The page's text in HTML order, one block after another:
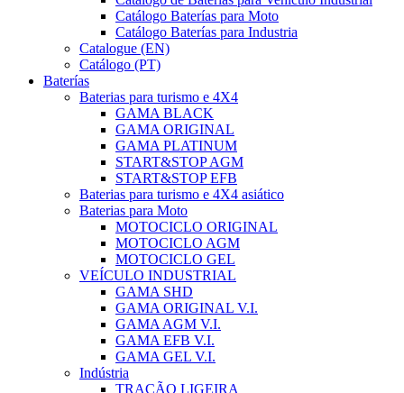
Catálogo Baterías para Moto
Catálogo Baterías para Industria
Catalogue (EN)
Catálogo (PT)
Baterías
Baterias para turismo e 4X4
GAMA BLACK
GAMA ORIGINAL
GAMA PLATINUM
START&STOP AGM
START&STOP EFB
Baterias para turismo e 4X4 asiático
Baterias para Moto
MOTOCICLO ORIGINAL
MOTOCICLO AGM
MOTOCICLO GEL
VEÍCULO INDUSTRIAL
GAMA SHD
GAMA ORIGINAL V.I.
GAMA AGM V.I.
GAMA EFB V.I.
GAMA GEL V.I.
Indústria
TRAÇÃO LIGEIRA